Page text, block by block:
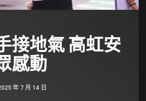
接地氣 高虹安
感動
年 7 月 14 日